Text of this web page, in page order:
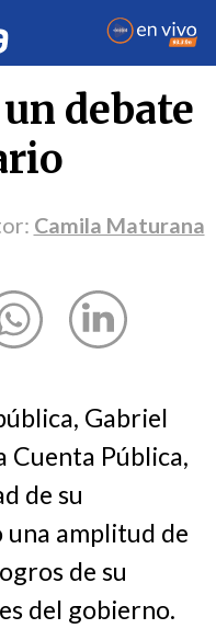
debate
Camila Maturana
Gabriel
Cuenta Pública,
de su
amplitud de
de su
del gobierno.